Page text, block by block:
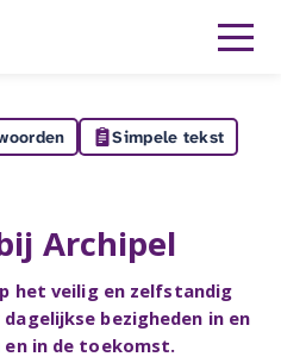
Simpele tekst
Archipel
het veilig en zelfstandig
bezigheden in en
en in de toekomst.